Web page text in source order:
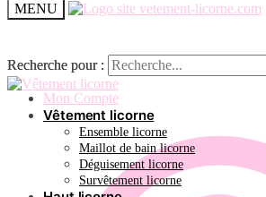
MENU
Recherche pour :
Mon Compte
Recherche pour :
Vêtement licorne
Ensemble licorne
Maillot de bain licorne
Déguisement licorne
Survêtement licorne